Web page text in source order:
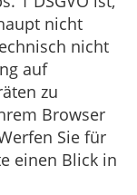
nicht
nicht
auf
zu
Browser
Sie für
einen Blick in